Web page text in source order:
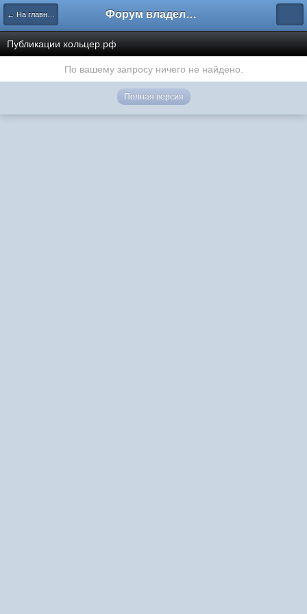
← На главную Форум владельцев интернет-магазинов
Публикации хольцер.рф
По вашему запросу ничего не найдено.
Полная версия